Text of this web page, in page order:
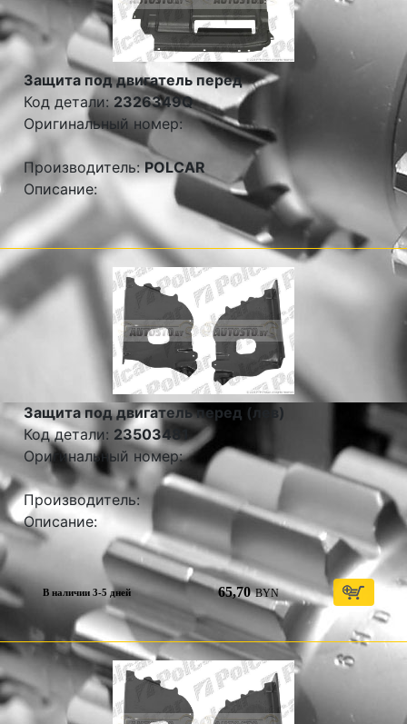
Защита под двигатель перед
Код детали:2326349Q
Оригинальный номер:
Производитель:POLCAR
Описание:
Защита под двигатель перед (лев)
Код детали: 23503481
Оригинальный номер:
Производитель:
Описание:
В наличии 3-5 дней 65,70 BYN